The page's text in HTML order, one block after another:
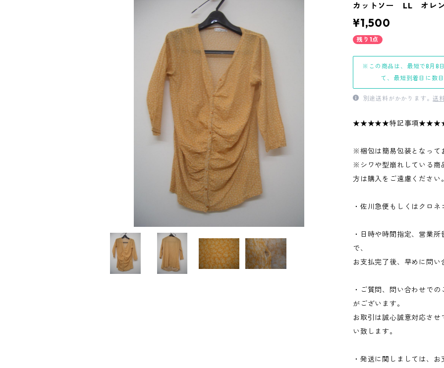
カットソー LL オレ
¥1,500
残り1点
※この商品は、最短で8月8
て、最短到着日に数
別途送料がかかります。送
★★★★★特記事項
※梱包は簡易包装となって
※シワや型崩れしている商
方は購入をご遠慮ください。
・佐川急便もしくはクロネ
・日時や時間指定、営業
で、
お支払完了後、早めに問い
・ご質問、問い合わせで
がございます。
お取引は誠心誠意対応さ
い致します。
・発送に関しましては、